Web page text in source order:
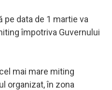
pe data de 1 martie va
împotriva Guvernului
mai mare miting
organizat, în zona